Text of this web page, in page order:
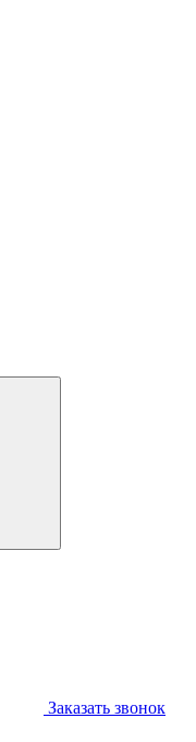
Заказать звонок